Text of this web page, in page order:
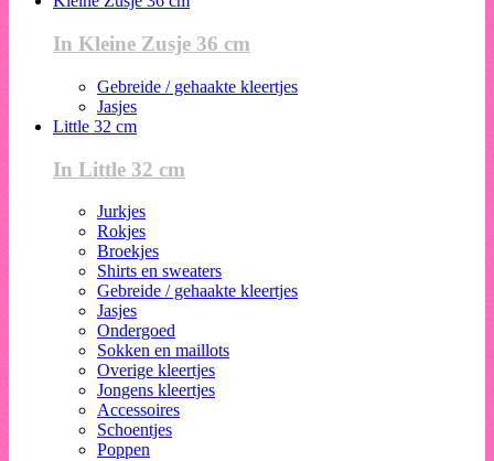
In Kleine Zusje 36 cm
Gebreide / gehaakte kleertjes
Jasjes
Little 32 cm
In Little 32 cm
Jurkjes
Rokjes
Broekjes
Shirts en sweaters
Gebreide / gehaakte kleertjes
Jasjes
Ondergoed
Sokken en maillots
Overige kleertjes
Jongens kleertjes
Accessoires
Schoentjes
Poppen